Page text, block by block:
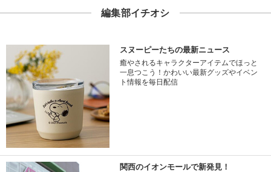
編集部イチオシ
スヌーピーたちの最新ニュース
癒やされるキャラクターアイテムでほっと
一息つこう！かわいい最新グッズやイベン
ト情報を毎日配信
関西のイオンモールで新発見！